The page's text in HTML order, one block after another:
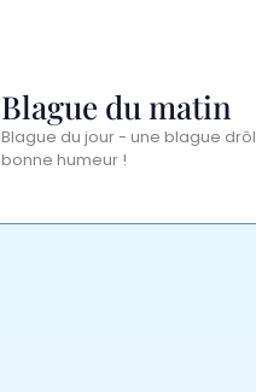
Blague du matin
Blague du jour - une blague
bonne humeur !